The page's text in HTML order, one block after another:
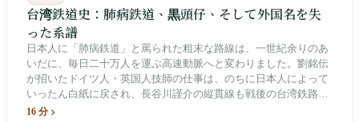
台湾鉄道史：肺病鉄道、黒頭仔、そして外国名を失
った系譜
日本人に「肺病鉄道」と罵られた粗末な路線は、一世紀余りのあ
いだに、毎日二十万人を運ぶ高速動脈へと変わりました。劉銘伝
が招いたドイツ人・英国人技師の仕事は、のちに日本人によって
いったん白紙に戻され、長谷川謹介の縦貫線も戦後の台湾鉄路に
よって改名・改番されました。どの世代も前の世代の記録を脚注
16 分